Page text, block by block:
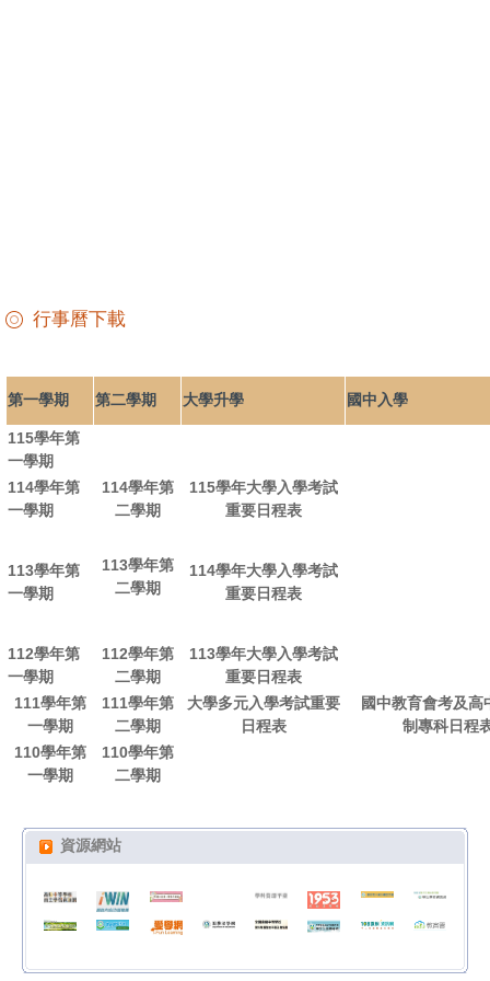
行事曆下載
第一學期 第二學期 大學升學 國中入學
115學年第
一學期
114學年第
一學期
114學年第
二學期
115學年大學入學考試
重要日程表
113學年第
一學期
113學年第
二學期
114學年大學入學考試
重要日程表
112學年第
一學期
112學年第
二學期
113學年大學入學考試
重要日程表
111學年第
一學期
111學年第
二學期
大學多元入學考試重要
日程表
國中教育會考及高
制專科日程
110學年第
一學期
110學年第
二學期
資源網站